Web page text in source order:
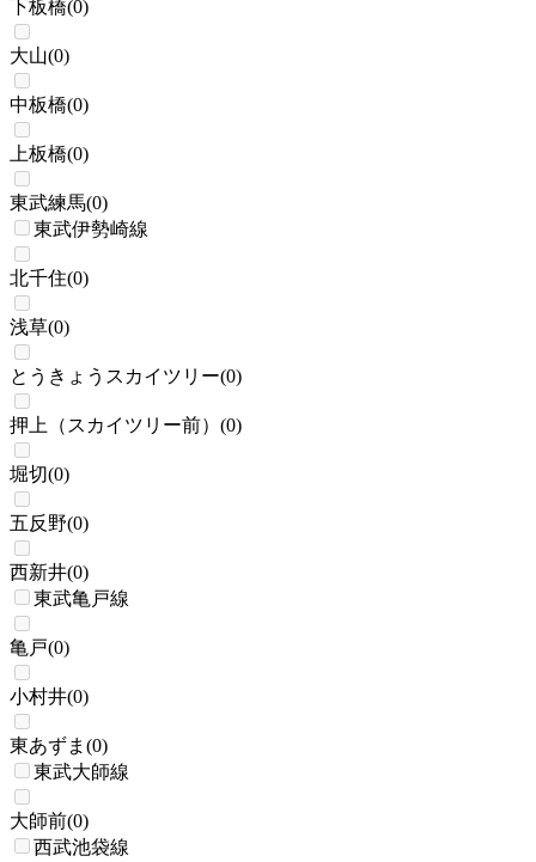
下板橋(0)
大山(0)
中板橋(0)
上板橋(0)
東武練馬(0)
東武伊勢崎線
北千住(0)
浅草(0)
とうきょうスカイツリー(0)
押上（スカイツリー前） (0)
堀切(0)
五反野(0)
西新井(0)
東武亀戸線
亀戸(0)
小村井(0)
東あずま (0)
東武大師線
大師前(0)
西武池袋線